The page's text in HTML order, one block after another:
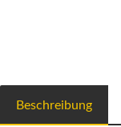
Beschreibung